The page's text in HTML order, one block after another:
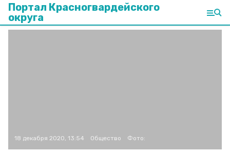
Портал Красногвардейского
округа
18 декабря 2020, 13:54 Общество Фото: